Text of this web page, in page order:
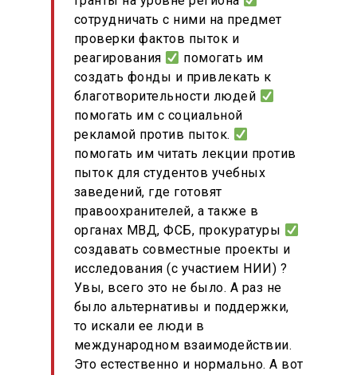
сотрудничать с ними на предмет
проверки фактов пыток и
реагирования
помогать им
создать фонды и привлекать к
благотворительности людей
помогать им с социальной
рекламой против пыток.
помогать им читать лекции против
пыток для студентов учебных
заведений, где готовят
правоохранителей, а также в
органах МВД, ФСБ, прокуратуры
создавать совместные проекты и
исследования (с участием НИИ) ?
Увы, всего это не было. А раз не
было альтернативы и поддержки,
то искали ее люди в
международном взаимодействии.
Это естественно и нормально. А вот
КОНТАКТЫ